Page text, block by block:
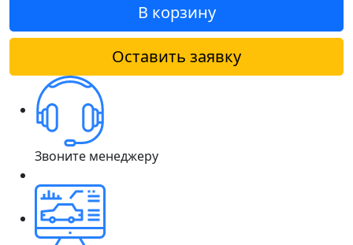
В корзину
Оставить заявку
Звоните менеджеру